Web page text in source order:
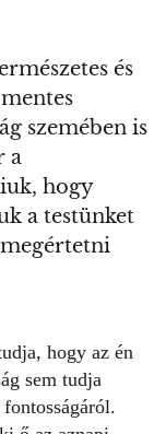
és
szemében is
a
hogy
a testünket
hogy az én
sem tudja